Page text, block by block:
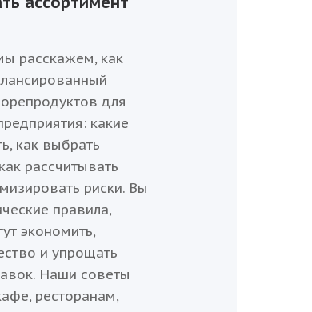
расскажем, как
для
какие
как выбрать
рассчитывать
риски. Вы
правила,
экономить,
и упрощать
Наши советы
ресторанам,